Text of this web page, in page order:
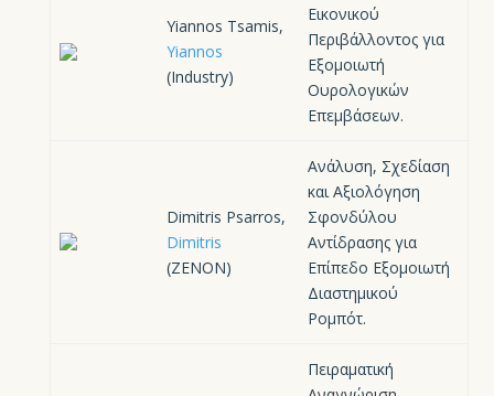
Yiannos Tsamis,
Yiannos
(Industry)
Εικονικού
Περιβάλλοντος για
Εξομοιωτή
Ουρολογικών
Επεμβάσεων.
Dimitris Psarros,
Dimitris
(ZENON)
Ανάλυση, Σχεδίαση
και Αξιολόγηση
Σφονδύλου
Αντίδρασης για
Επίπεδο Εξομοιωτή
Διαστημικού
Ρομπότ.
Πειραματική